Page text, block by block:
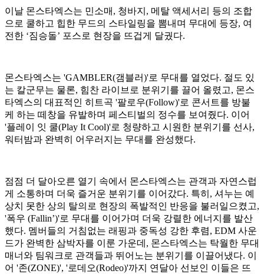
이날 몬스타엑스는 민소매, 청바지, 메탈 액세서리 등의 조합
으로 쿨하고 힙한 무드의 스타일링을 뽐내며 무대에 등장, 여
전한 ‘짐승돌’ 포스로 현장을 뜨겁게 달궜다.
몬스타엑스는 'GAMBLER(갬블러)'로 무대를 열었다. 절도 있
는 칼군무는 물론, 힘찬 라이브로 분위기를 끌어 올렸고, 몬스
타엑스의 대표적인 히트곡 '팔로우(Follow)'로 콘서트를 방불
케 하는 떼창을 유발하며 페스티벌의 정수를 보여줬다. 이어
'플레이 잇 쿨(Play It Cool)'로 청량하고 시원한 분위기를 선사,
워터밤과 완벽히 어우러지는 무대를 완성했다.
점점 더 달아오른 열기 속에서 몬스타엑스는 관객과 자연스럽
게 소통하며 더욱 즐거운 분위기를 이어갔다. 특히, 셔누는 예
상치 못한 상의 탈의로 현장의 폭발적인 반응을 불러일으켰고,
'폭우 (Fallin’)'로 무대를 이어가며 더욱 강렬한 에너지를 발산
했다. 멤버들의 거침없는 래핑과 중독성 강한 후렴, EDM 사운
드가 완벽한 삼박자를 이룬 가운데, 몬스타엑스는 탁월한 무대
매너와 팀워크로 관객들과 뛰어노는 분위기를 이끌어냈다. 이
어 '존(ZONE)', '로데오(Rodeo)'까지 연달아 선보인 이들은 뜨